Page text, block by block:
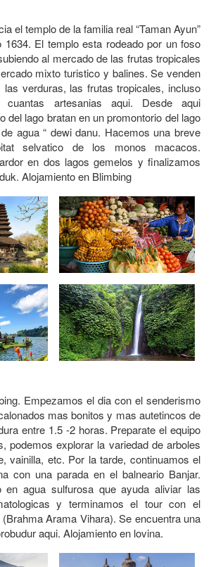
el templo de la familia real “Taman Ayun”
1634. El templo esta rodeado por un foso
al mercado de las frutas tropicales
mixto turistico y balines. Se venden
las verduras, las frutas tropicales, incluso
cuantas artesanias aqui. Desde aqui
del lago bratan en un promontorio del lago
agua “ dewi danu. Hacemos una breve
selvatico de los monos macacos.
en dos lagos gemelos y finalizamos
Alojamiento en Blimbing
Empezamos el dia con el senderismo
mas bonitos y mas autetincos de
entre 1.5 -2 horas. Preparate el equipo
podemos explorar la variedad de arboles
vainilla, etc. Por la tarde, continuamos el
con una parada en el balneario Banjar.
en agua sulfurosa que ayuda aliviar las
y terminamos el tour con el
Arama Vihara). Se encuentra una
aqui. Alojamiento en lovina.